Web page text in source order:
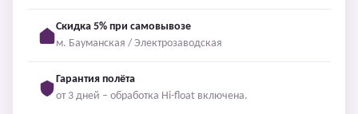
Скидка 5% при самовывозе
м. Бауманская / Электрозаводская
Гарантия полёта
от 3 дней – обработка Hi-float включена.